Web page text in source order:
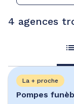
4 agences
Pompes
La + proche